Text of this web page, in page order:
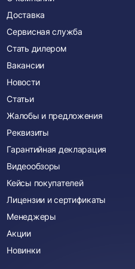
Доставка
Сервисная служба
Стать дилером
Вакансии
Новости
Статьи
Жалобы и предложения
Реквизиты
Гарантийная декларация
Видеообзоры
Кейсы покупателей
Лицензии и сертификаты
Менеджеры
Акции
Новинки